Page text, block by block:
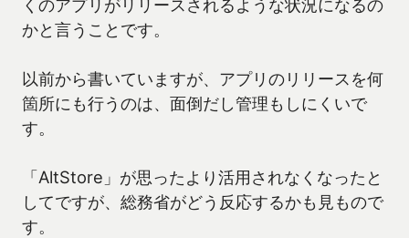
くのアプリがリリースされるような状況になるの
かと言うことです。
以前から書いていますが、アプリのリリースを何
箇所にも行うのは、面倒だし管理もしにくいで
す。
「AltStore」が思ったより活用されなくなったと
してですが、総務省がどう反応するかも見もので
す。